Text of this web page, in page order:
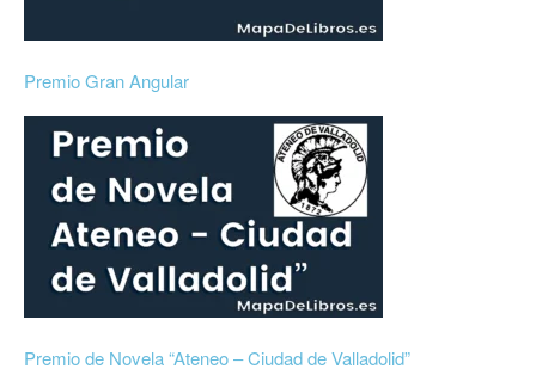
Premio Gran Angular
Premio de Novela “Ateneo – Ciudad de Valladolid”